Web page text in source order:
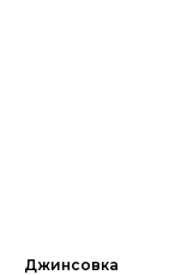
Джинсовка